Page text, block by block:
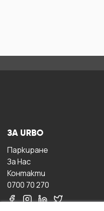
ЗА URBO
Паркиране
За Hас
Контакти
0700 70 270